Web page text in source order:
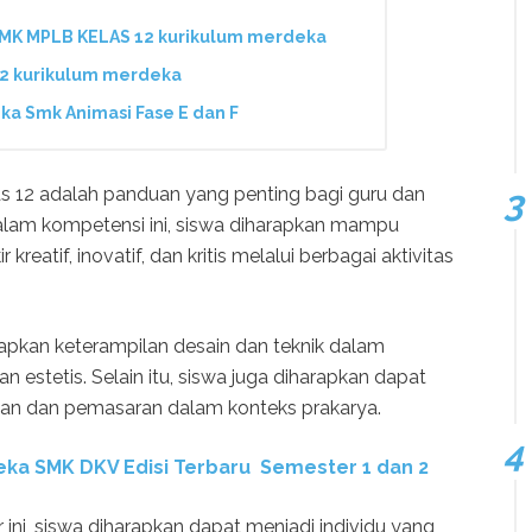
MPLB KELAS 12 kurikulum merdeka
12 kurikulum merdeka
Smk Animasi Fase E dan F
12 adalah panduan yang penting bagi guru dan
kompetensi ini, siswa diharapkan mampu
inovatif, dan kritis melalui berbagai aktivitas
keterampilan desain dan teknik dalam
estetis. Selain itu, siswa juga diharapkan dapat
dan pemasaran dalam konteks prakarya.
SMK DKV Edisi Terbaru Semester 1 dan 2
siswa diharapkan dapat menjadi individu yang